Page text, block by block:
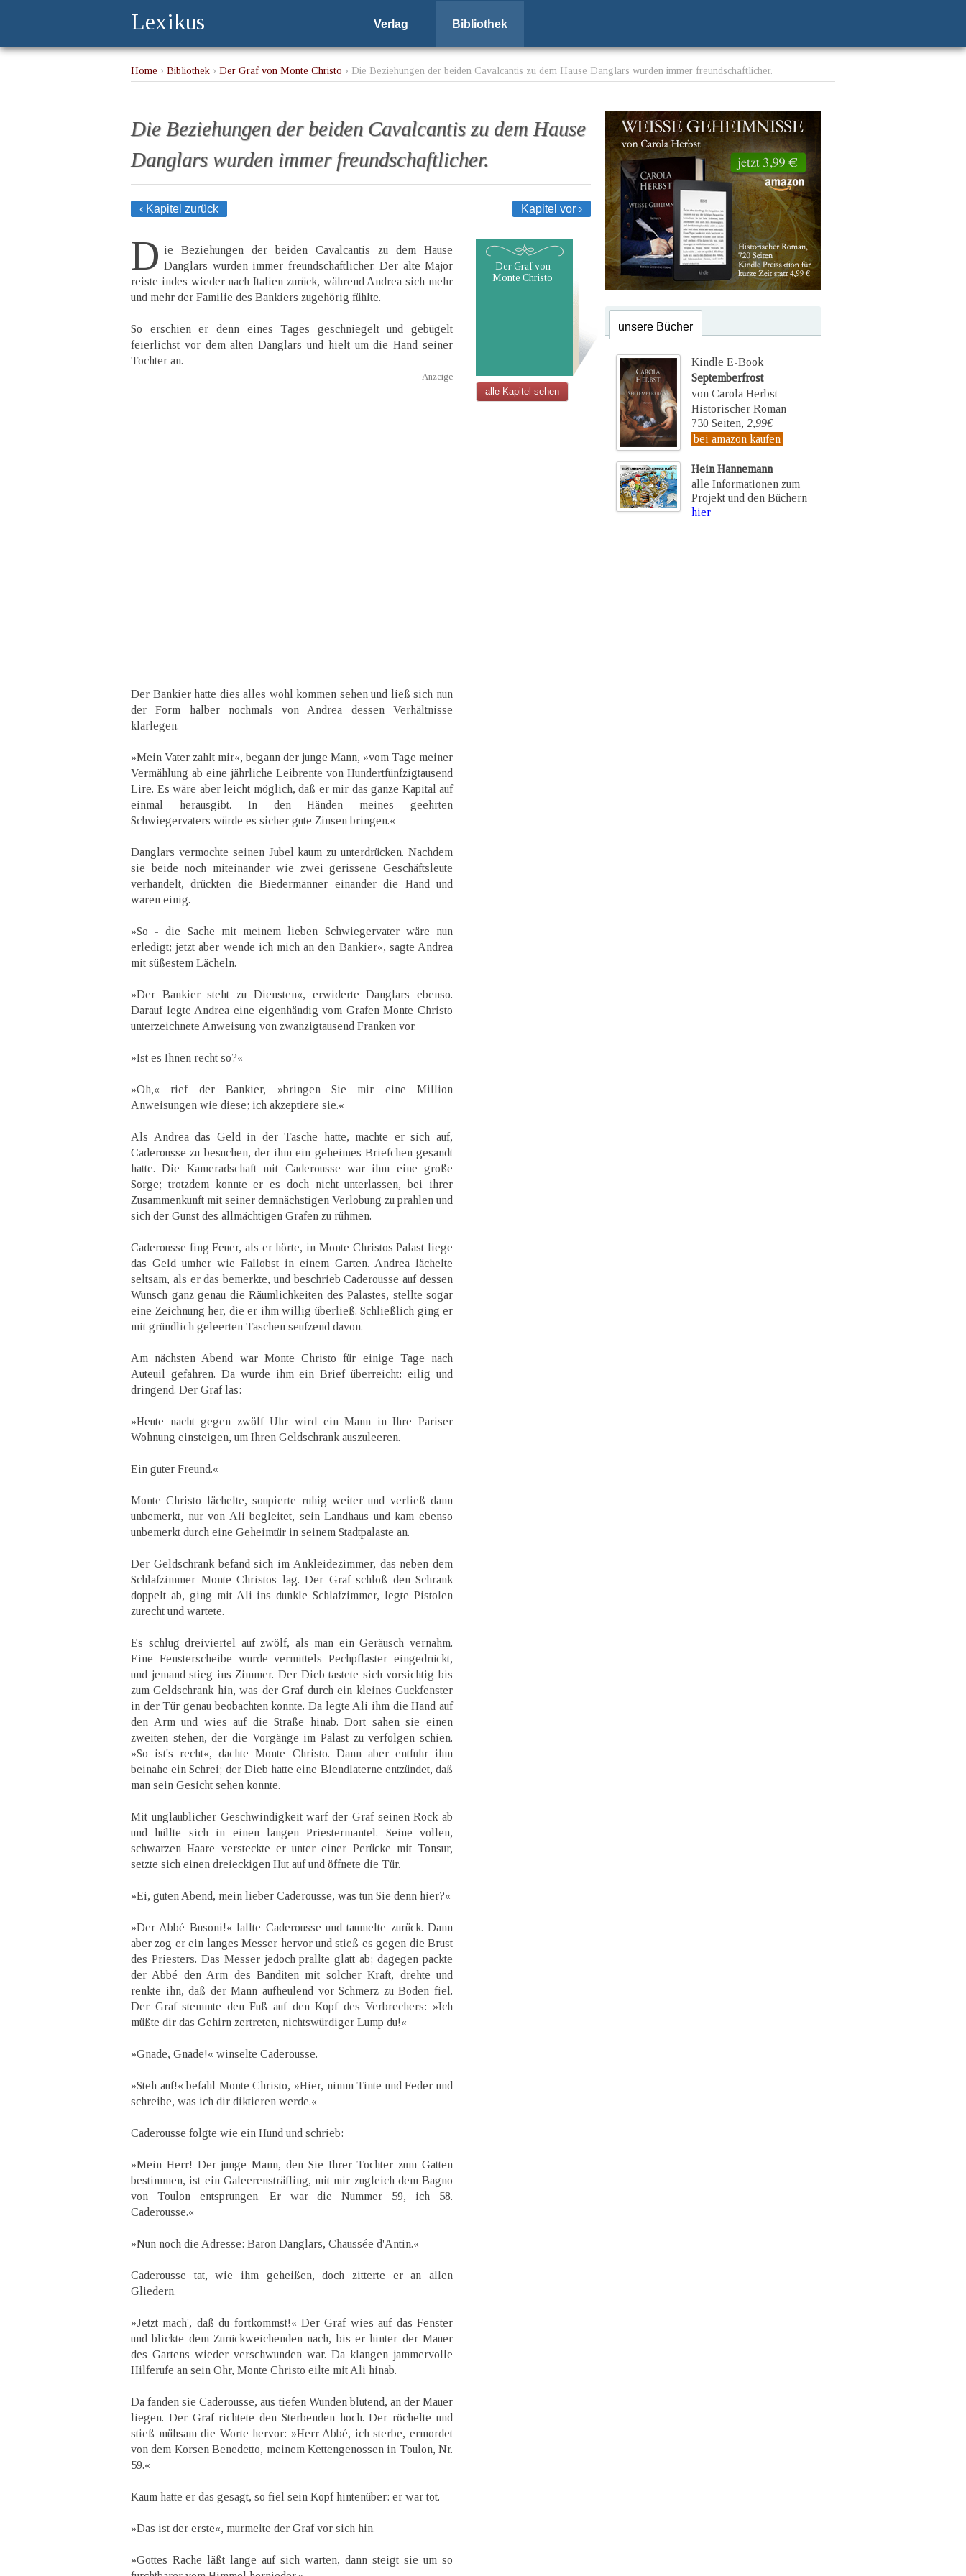
Lexikus Verlag Bibliothek
Home › Bibliothek › Der Graf von Monte Christo › Die Beziehungen der beiden Cavalcantis zu dem Hause Danglars wurden immer freundschaftlicher.
Die Beziehungen der beiden Cavalcantis zu dem Hause
Danglars wurden immer freundschaftlicher.
‹ Kapitel zurück Kapitel vor ›
D ie Beziehungen der beiden Cavalcantis zu dem Hause
Danglars wurden immer freundschaftlicher. Der alte Major
reiste indes wieder nach Italien zurück, während Andrea sich mehr
und mehr der Familie des Bankiers zugehörig fühlte.
So erschien er denn eines Tages geschniegelt und gebügelt
feierlichst vor dem alten Danglars und hielt um die Hand seiner
Tochter an.
Der Bankier hatte dies alles wohl kommen sehen und ließ sich nun
der Form halber nochmals von Andrea dessen Verhältnisse
klarlegen.
»Mein Vater zahlt mir«, begann der junge Mann, »vom Tage meiner
Vermählung ab eine jährliche Leibrente von Hundertfünfzigtausend
Lire. Es wäre aber leicht möglich, daß er mir das ganze Kapital auf
einmal herausgibt. In den Händen meines geehrten
Schwiegervaters würde es sicher gute Zinsen bringen.«
Danglars vermochte seinen Jubel kaum zu unterdrücken. Nachdem
sie beide noch miteinander wie zwei gerissene Geschäftsleute
verhandelt, drückten die Biedermänner einander die Hand und
waren einig.
»So - die Sache mit meinem lieben Schwiegervater wäre nun
erledigt; jetzt aber wende ich mich an den Bankier«, sagte Andrea
mit süßestem Lächeln.
»Der Bankier steht zu Diensten«, erwiderte Danglars ebenso.
Darauf legte Andrea eine eigenhändig vom Grafen Monte Christo
unterzeichnete Anweisung von zwanzigtausend Franken vor.
»Ist es Ihnen recht so?«
»Oh,« rief der Bankier, »bringen Sie mir eine Million
Anweisungen wie diese; ich akzeptiere sie.«
Als Andrea das Geld in der Tasche hatte, machte er sich auf,
Caderousse zu besuchen, der ihm ein geheimes Briefchen gesandt
hatte. Die Kameradschaft mit Caderousse war ihm eine große
Sorge; trotzdem konnte er es doch nicht unterlassen, bei ihrer
Zusammenkunft mit seiner demnächstigen Verlobung zu prahlen und
sich der Gunst des allmächtigen Grafen zu rühmen.
Caderousse fing Feuer, als er hörte, in Monte Christos Palast liege
das Geld umher wie Fallobst in einem Garten. Andrea lächelte
seltsam, als er das bemerkte, und beschrieb Caderousse auf dessen
Wunsch ganz genau die Räumlichkeiten des Palastes, stellte sogar
eine Zeichnung her, die er ihm willig überließ. Schließlich ging er
mit gründlich geleerten Taschen seufzend davon.
Am nächsten Abend war Monte Christo für einige Tage nach
Auteuil gefahren. Da wurde ihm ein Brief überreicht: eilig und
dringend. Der Graf las:
»Heute nacht gegen zwölf Uhr wird ein Mann in Ihre Pariser
Wohnung einsteigen, um Ihren Geldschrank auszuleeren.
Ein guter Freund.«
Monte Christo lächelte, soupierte ruhig weiter und verließ dann
unbemerkt, nur von Ali begleitet, sein Landhaus und kam ebenso
unbemerkt durch eine Geheimtür in seinem Stadtpalaste an.
Der Geldschrank befand sich im Ankleidezimmer, das neben dem
Schlafzimmer Monte Christos lag. Der Graf schloß den Schrank
doppelt ab, ging mit Ali ins dunkle Schlafzimmer, legte Pistolen
zurecht und wartete.
Es schlug dreiviertel auf zwölf, als man ein Geräusch vernahm.
Eine Fensterscheibe wurde vermittels Pechpflaster eingedrückt,
und jemand stieg ins Zimmer. Der Dieb tastete sich vorsichtig bis
zum Geldschrank hin, was der Graf durch ein kleines Guckfenster
in der Tür genau beobachten konnte. Da legte Ali ihm die Hand auf
den Arm und wies auf die Straße hinab. Dort sahen sie einen
zweiten stehen, der die Vorgänge im Palast zu verfolgen schien.
»So ist's recht«, dachte Monte Christo. Dann aber entfuhr ihm
beinahe ein Schrei; der Dieb hatte eine Blendlaterne entzündet, daß
man sein Gesicht sehen konnte.
Mit unglaublicher Geschwindigkeit warf der Graf seinen Rock ab
und hüllte sich in einen langen Priestermantel. Seine vollen,
schwarzen Haare versteckte er unter einer Perücke mit Tonsur,
setzte sich einen dreieckigen Hut auf und öffnete die Tür.
»Ei, guten Abend, mein lieber Caderousse, was tun Sie denn hier?«
»Der Abbé Busoni!« lallte Caderousse und taumelte zurück. Dann
aber zog er ein langes Messer hervor und stieß es gegen die Brust
des Priesters. Das Messer jedoch prallte glatt ab; dagegen packte
der Abbé den Arm des Banditen mit solcher Kraft, drehte und
renkte ihn, daß der Mann aufheulend vor Schmerz zu Boden fiel.
Der Graf stemmte den Fuß auf den Kopf des Verbrechers: »Ich
müßte dir das Gehirn zertreten, nichtswürdiger Lump du!«
»Gnade, Gnade!« winselte Caderousse.
»Steh auf!« befahl Monte Christo, »Hier, nimm Tinte und Feder und
schreibe, was ich dir diktieren werde.«
Caderousse folgte wie ein Hund und schrieb:
»Mein Herr! Der junge Mann, den Sie Ihrer Tochter zum Gatten
bestimmen, ist ein Galeerensträfling, mit mir zugleich dem Bagno
von Toulon entsprungen. Er war die Nummer 59, ich 58.
Caderousse.«
»Nun noch die Adresse: Baron Danglars, Chaussée d'Antin.«
Caderousse tat, wie ihm geheißen, doch zitterte er an allen
Gliedern.
»Jetzt mach', daß du fortkommst!« Der Graf wies auf das Fenster
und blickte dem Zurückweichenden nach, bis er hinter der Mauer
des Gartens wieder verschwunden war. Da klangen jammervolle
Hilferufe an sein Ohr, Monte Christo eilte mit Ali hinab.
Da fanden sie Caderousse, aus tiefen Wunden blutend, an der Mauer
liegen. Der Graf richtete den Sterbenden hoch. Der röchelte und
stieß mühsam die Worte hervor: »Herr Abbé, ich sterbe, ermordet
von dem Korsen Benedetto, meinem Kettengenossen in Toulon, Nr.
59.«
Kaum hatte er das gesagt, so fiel sein Kopf hintenüber: er war tot.
»Das ist der erste«, murmelte der Graf vor sich hin.
»Gottes Rache läßt lange auf sich warten, dann steigt sie um so
Der Graf von
Monte Christo
alle Kapitel sehen
unsere Bücher
Kindle E-Book
Septemberfrost
von Carola Herbst
Historischer Roman
730 Seiten, 2,99€
bei amazon kaufen
Hein Hannemann
alle Informationen zum
Projekt und den Büchern
hier